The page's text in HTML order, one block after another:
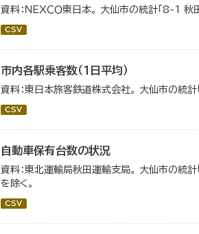
資料：ＮＥＸＣＯ東日本。 大仙市の統計「8-1 秋
CSV
市内各駅乗客数（１日平均）
資料：東日本旅客鉄道株式会社。 大仙市の統計
CSV
自動車保有台数の状況
資料：東北運輸局秋田運輸支局。 大仙市の統
を除く。
CSV